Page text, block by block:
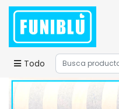
Todo